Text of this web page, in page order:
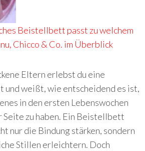
Beistellbett passt zu welchem
Chicco & Co. im Überblick
Eltern erlebst du eine
und weißt, wie entscheidend es ist,
in den ersten Lebenswochen
Seite zu haben. Ein Beistellbett
nur die Bindung stärken, sondern
Stillen erleichtern. Doch